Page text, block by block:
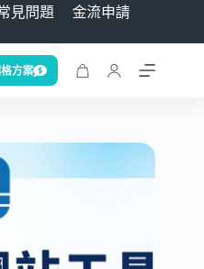
見問題
金流申請
方案